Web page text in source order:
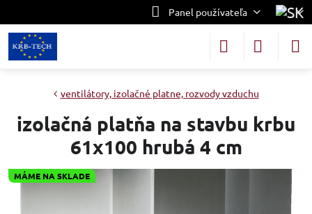
Panel používateľa
MÁME NA SKLADE
ventilátory, izolačné platne, rozvody vzduchu
izolačná platňa na stavbu krbu
61x100 hrubá 4 cm